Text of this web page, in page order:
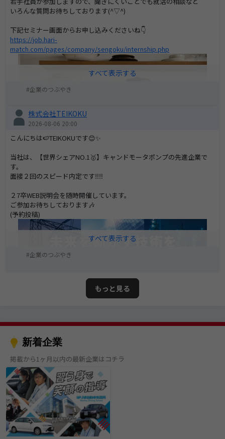
いろんな質問お待ちしております(^▽^)
下記セミナー画面からお申し込みくださいね👇
https://job.hari-
match.com/pages/company/sengoku/internship.php
企業のつぶやき
株式会社TEIKOKU
2026-08-06 20:00
こんにちは🍉TEIKOKUです😊✨
当社は、【世界シェアNO.1🥇】キャンドモータポンプの先進企業で
す。
面接２回のスピード内定です‼️‼️
２7卒WEB説明会を随時開催しています。
ご参加お待ちしております🎶
(予約投稿)
企業のつぶやき
もっと見る
新着企業
掲載から1ヶ月以内の最新企業はコチラ